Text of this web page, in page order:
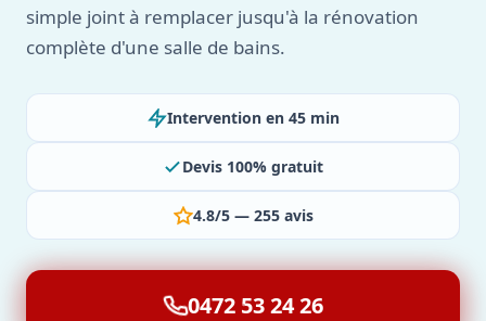
simple joint à remplacer jusqu'à la rénovation
complète d'une salle de bains.
Intervention en 45 min
Devis 100% gratuit
4.8/5 — 255 avis
0472 53 24 26